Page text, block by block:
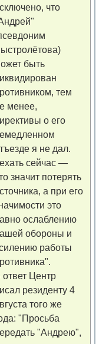
что
быть
тем
менее,
о его
я не дал.
сейчас —
значит потерять
а при его
это
ослаблению
обороны и
работы
ответ Центр
резиденту 4
того же
"Просьба
"Андрею",